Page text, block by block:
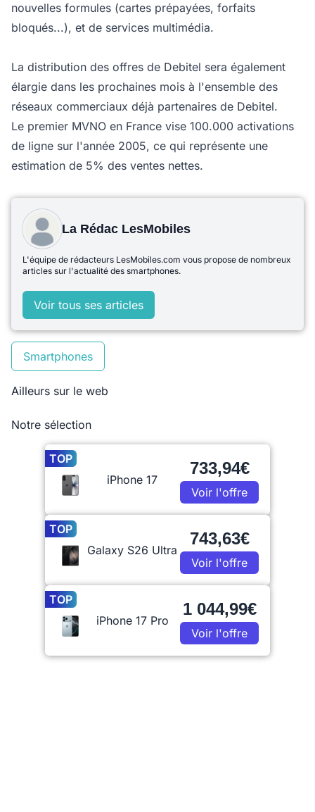
nouvelles formules (cartes prépayées, forfaits
bloqués...), et de services multimédia.
La distribution des offres de Debitel sera également
élargie dans les prochaines mois à l'ensemble des
réseaux commerciaux déjà partenaires de Debitel.
Le premier MVNO en France vise 100.000 activations
de ligne sur l'année 2005, ce qui représente une
estimation de 5% des ventes nettes.
La Rédac LesMobiles
L'équipe de rédacteurs LesMobiles.com vous propose de nombreux
articles sur l'actualité des smartphones.
Voir tous ses articles
Smartphones
Ailleurs sur le web
Notre sélection
TOP
iPhone 17
733,94€
Voir l'offre
TOP
Galaxy S26 Ultra
743,63€
Voir l'offre
TOP
iPhone 17 Pro
1 044,99€
Voir l'offre